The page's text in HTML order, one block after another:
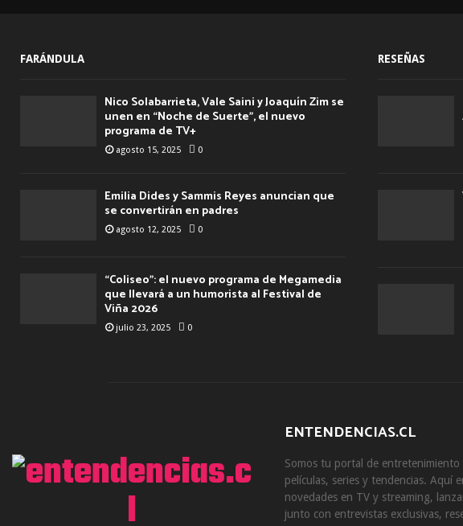
FARÁNDULA
Nico Solabarrieta, Vale Saini y Joaquín Zim se
unen en “Noche de Suerte”, el nuevo
programa de TV+
agosto 15, 2025 0
Emilia Dides y Sammis Reyes anuncian que
se convertirán en padres
agosto 12, 2025 0
“Coliseo”: el nuevo programa de Megamedia
que llevará a un humorista al Festival de
Viña 2026
julio 23, 2025 0
RESEÑAS
ENTENDENCIAS.CL
Somos tu portal de
películas, series y tendencias. Aquí
novedades en TV y streaming,
junto con entrevistas exclusivas,